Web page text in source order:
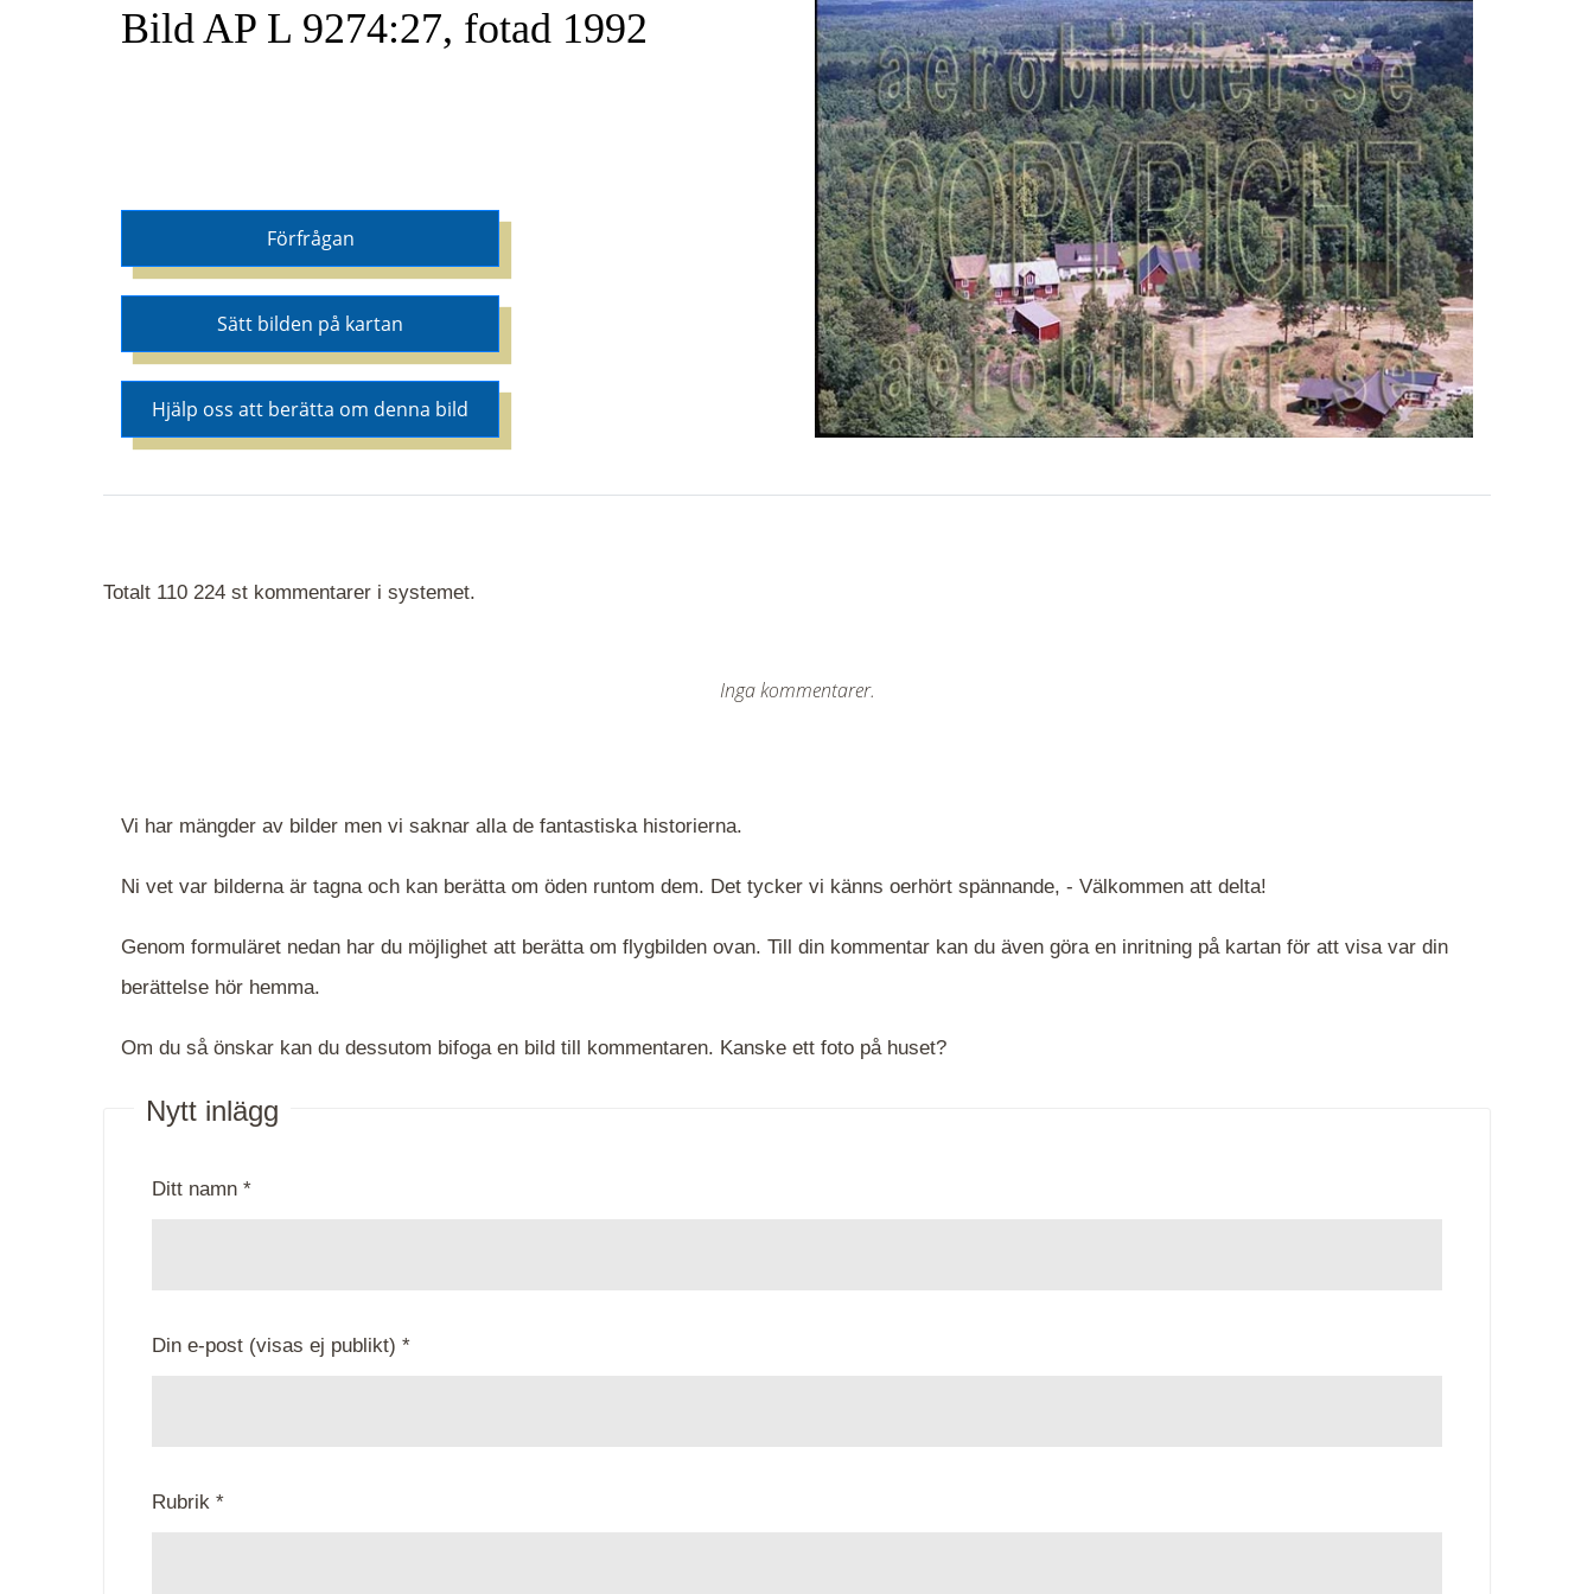
Bild AP L 9274:27, fotad 1992
Förfrågan
Sätt bilden på kartan
Hjälp oss att berätta om denna bild
Totalt 110 224 st kommentarer i systemet.
Inga kommentarer.
Vi har mängder av bilder men vi saknar alla de fantastiska historierna.
Ni vet var bilderna är tagna och kan berätta om öden runtom dem. Det tycker vi känns oerhört spännande, - Välkommen att delta!
Genom formuläret nedan har du möjlighet att berätta om flygbilden ovan. Till din kommentar kan du även göra en inritning på kartan för att visa var din
berättelse hör hemma.
Om du så önskar kan du dessutom bifoga en bild till kommentaren. Kanske ett foto på huset?
Nytt inlägg
Ditt namn *
Din e-post (visas ej publikt) *
Rubrik *